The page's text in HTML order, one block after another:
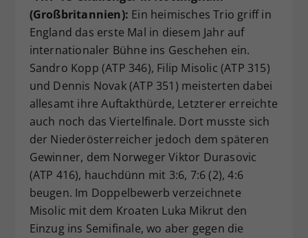
(Großbritannien): Ein heimisches Trio griff in
England das erste Mal in diesem Jahr auf
internationaler Bühne ins Geschehen ein.
Sandro Kopp (ATP 346), Filip Misolic (ATP 315)
und Dennis Novak (ATP 351) meisterten dabei
allesamt ihre Auftakthürde, Letzterer erreichte
auch noch das Viertelfinale. Dort musste sich
der Niederösterreicher jedoch dem späteren
Gewinner, dem Norweger Viktor Durasovic
(ATP 416), hauchdünn mit 3:6, 7:6 (2), 4:6
beugen. Im Doppelbewerb verzeichnete
Misolic mit dem Kroaten Luka Mikrut den
Einzug ins Semifinale, wo aber gegen die